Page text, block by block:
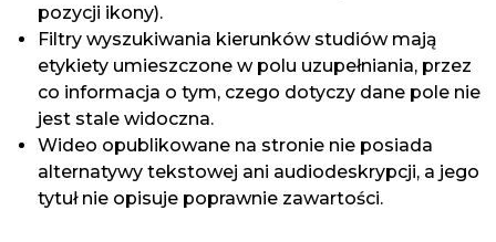
pozycji ikony).
Filtry wyszukiwania kierunków studiów mają
etykiety umieszczone w polu uzupełniania, przez
co informacja o tym, czego dotyczy dane pole nie
jest stale widoczna.
Wideo opublikowane na stronie nie posiada
alternatywy tekstowej ani audiodeskrypcji, a jego
tytuł nie opisuje poprawnie zawartości.